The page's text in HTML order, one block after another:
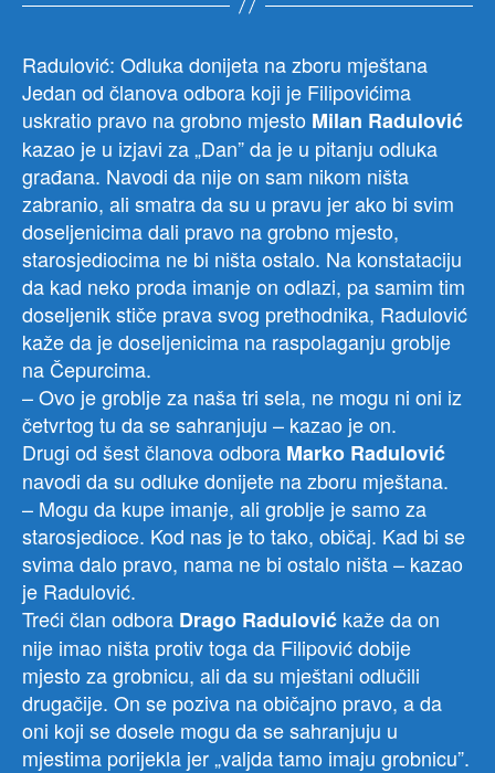
Radulović: Odluka donijeta na zboru mještana
Jedan od članova odbora koji je Filipovićima
uskratio pravo na grobno mjesto Milan Radulović
kazao je u izjavi za „Dan” da je u pitanju odluka
građana. Navodi da nije on sam nikom ništa
zabranio, ali smatra da su u pravu jer ako bi svim
doseljenicima dali pravo na grobno mjesto,
starosjediocima ne bi ništa ostalo. Na konstataciju
da kad neko proda imanje on odlazi, pa samim tim
doseljenik stiče prava svog prethodnika, Radulović
kaže da je doseljenicima na raspolaganju groblje
na Čepurcima.
– Ovo je groblje za naša tri sela, ne mogu ni oni iz
četvrtog tu da se sahranjuju – kazao je on.
Drugi od šest članova odbora Marko Radulović
navodi da su odluke donijete na zboru mještana.
– Mogu da kupe imanje, ali groblje je samo za
starosjedioce. Kod nas je to tako, običaj. Kad bi se
svima dalo pravo, nama ne bi ostalo ništa – kazao
je Radulović.
Treći član odbora Drago Radulović kaže da on
nije imao ništa protiv toga da Filipović dobije
mjesto za grobnicu, ali da su mještani odlučili
drugačije. On se poziva na običajno pravo, a da
oni koji se dosele mogu da se sahranjuju u
mjestima porijekla jer „valjda tamo imaju grobnicu”.